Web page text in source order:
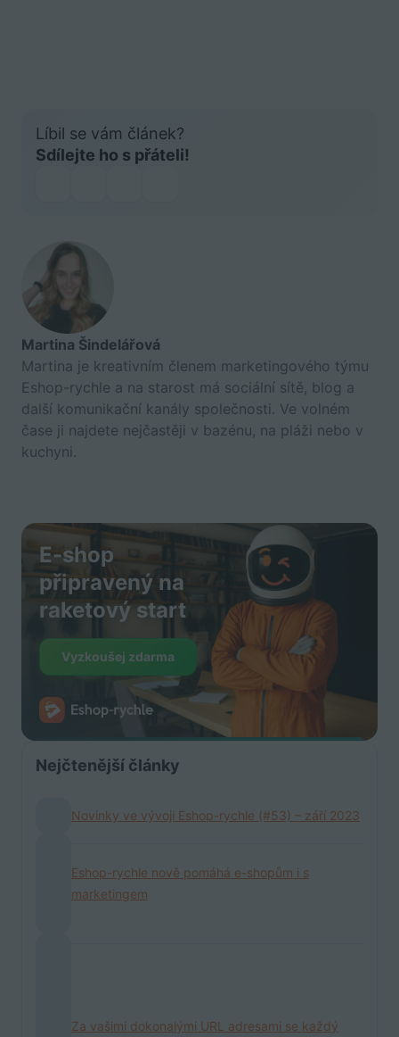
Líbil se vám článek?
Sdílejte ho s přáteli!
Martina Šindelářová
Martina je kreativním členem marketingového týmu
Eshop-rychle a na starost má sociální sítě, blog a
další komunikační kanály společnosti. Ve volném
čase ji najdete nejčastěji v bazénu, na pláži nebo v
kuchyni.
E-shop
připravený na
raketový start
Vyzkoušej zdarma
Nejčtenější články
Novinky ve vývoji Eshop-rychle (#53) – září 2023
Eshop-rychle nově pomáhá e-shopům i s
marketingem
Za vašimi dokonalými URL adresami se každý